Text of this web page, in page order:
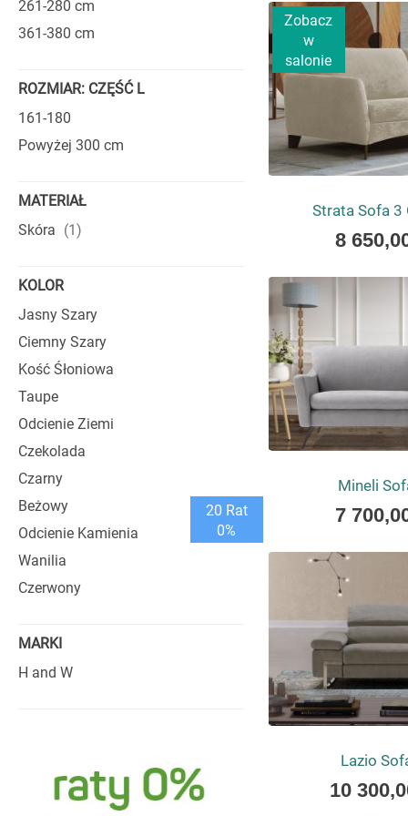
proporcje, dzięki
wynik wieloletniego
STYL,
Włoskie kanapy są
precyzyjne detale
materiałów i formy,
odpornymi na
Nowoczesne
siedziska czy
do wypoczynku, jak
pozwala na pełne
WŁOSKIE
Każda włoska
Wprowadź do
naszej kolekcji
Zobacz
w
salonie
Strata Sofa 3
As
as
8
Mineli
As
as
7
20 Rat
0%
Lazio
As
10
261-280 cm
361-380 cm
ROZMIAR: CZĘŚĆ L
161-180
Powyżej 300 cm
MATERIAŁ
Skóra
1produkt
KOLOR
Jasny Szary
Ciemny Szary
Kość Śłoniowa
Taupe
Odcienie Ziemi
Czekolada
Czarny
Beżowy
Odcienie Kamienia
Wanilia
Czerwony
MARKI
H and W